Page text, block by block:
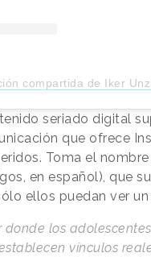
compartida de Iker
seriado digital
que ofrece
Toma el
en español), que
ellos puedan ver un
los
vínculos